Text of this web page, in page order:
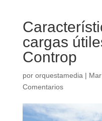
cargas
Controp
por orquestamedia |
Comentarios